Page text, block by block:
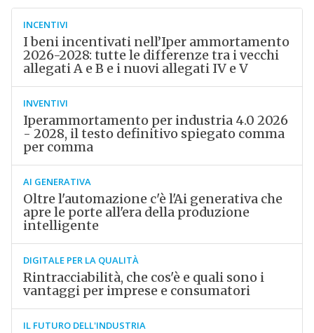
INCENTIVI
I beni incentivati nell’Iper ammortamento
2026-2028: tutte le differenze tra i vecchi
allegati A e B e i nuovi allegati IV e V
INVENTIVI
Iperammortamento per industria 4.0 2026
- 2028, il testo definitivo spiegato comma
per comma
AI GENERATIVA
Oltre l'automazione c'è l'Ai generativa che
apre le porte all'era della produzione
intelligente
DIGITALE PER LA QUALITÀ
Rintracciabilità, che cos'è e quali sono i
vantaggi per imprese e consumatori
IL FUTURO DELL'INDUSTRIA